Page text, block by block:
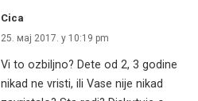
Cica
25. мај 2017. у 10:19 pm
Vi to ozbiljno? Dete od 2, 3 godine
nikad ne vristi, ili Vase nije nikad